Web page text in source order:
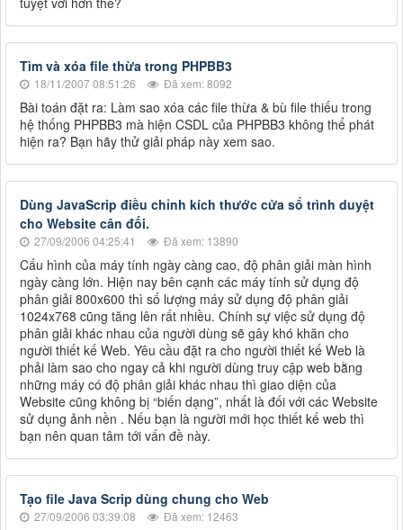
Tìm và xóa file thừa trong PHPBB3
18/11/2007 08:51:26 Đã xem: 8092
Bài toán đặt ra: Làm sao xóa các file thừa & bù file thiếu trong
hệ thống PHPBB3 mà hiện CSDL của PHPBB3 không thể phát
hiện ra? Bạn hãy thử giải pháp này xem sao.
Dùng JavaScrip điều chỉnh kích thước cửa sổ trình duyệt
cho Website cân đối.
27/09/2006 04:25:41 Đã xem: 13890
Cấu hình của máy tính ngày càng cao, độ phân giải màn hình
ngày càng lớn. Hiện nay bên cạnh các máy tính sử dụng độ
phân giải 800x600 thì số lượng máy sử dụng độ phân giải
1024x768 cũng tăng lên rất nhiều. Chính sự việc sử dụng độ
phân giải khác nhau của người dùng sẽ gây khó khăn cho
người thiết kế Web. Yêu cầu đặt ra cho người thiết kế Web là
phải làm sao cho ngay cả khi người dùng truy cập web bằng
những máy có độ phân giải khác nhau thì giao diện của
Website cũng không bị “biến dạng”, nhất là đối với các Website
sử dụng ảnh nền . Nếu bạn là người mới học thiết kế web thì
bạn nên quan tâm tới vấn đề này.
Tạo file Java Scrip dùng chung cho Web
27/09/2006 03:39:08 Đã xem: 12463